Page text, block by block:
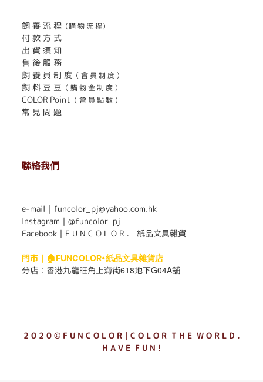
飼 養 流 程 （購 物 流 程）
付 款 方 式
出 貨 須 知
售 後 服 務
飼 養 員 制 度 （ 會 員 制 度 ）
飼 料 豆 豆 （ 購 物 金 制 度 ）
COLOR Point （ 會 員 點 數 ）
常 見 問 題
聯絡我們
e-mail｜funcolor_pj@yahoo.com.hk
Instagram｜ @funcolor_pj
Facebook｜ F U N C O L O R ． 紙品文具雜貨
門市｜ 🏠FUNCOLOR•紙品文具雜貨店
分店： 香港九龍旺角上海街618地下G04A舖
2 0 2 0 © F U N C O L O R｜C O L O R T H E W O R L D .
H A V E F U N !